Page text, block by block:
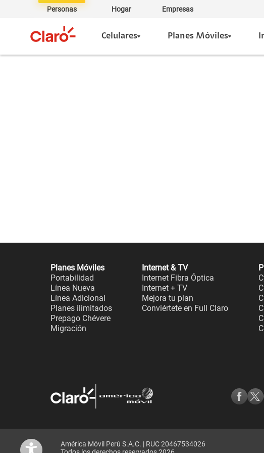
Personas Hogar Empresas
Celulares Planes Móviles
Planes Móviles
Portabilidad
Línea Nueva
Línea Adicional
Planes ilimitados
Prepago Chévere
Migración
Internet & TV
Internet Fibra Óptica
Internet + TV
Mejora tu plan
Conviértete en Full Claro
América Móvil Perú S.A.C. | RUC 20467534026